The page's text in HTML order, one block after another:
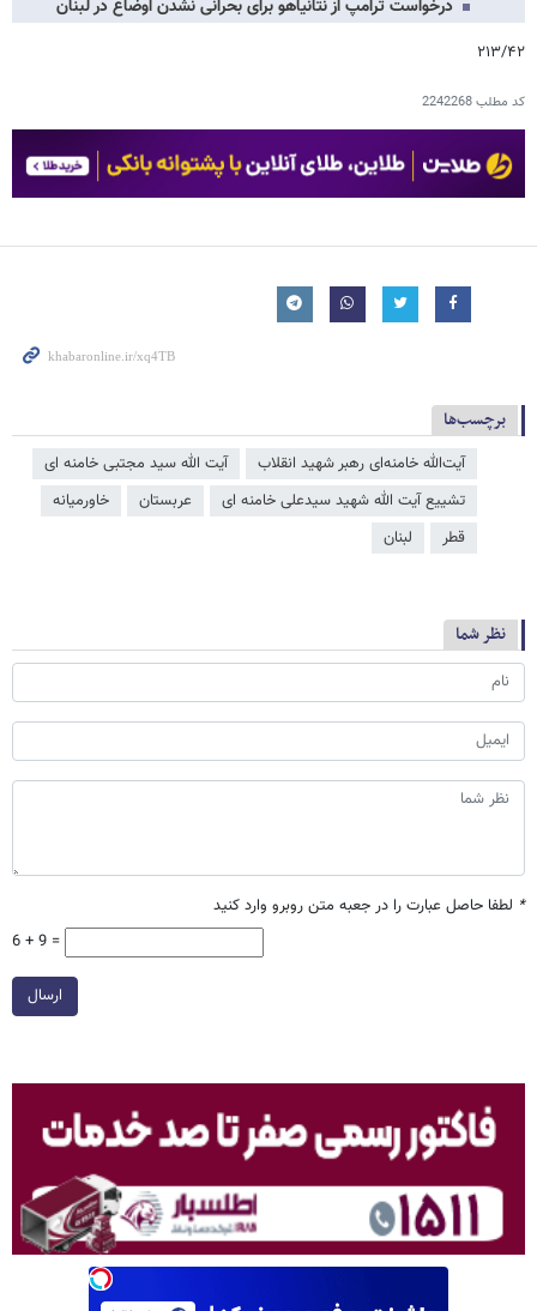
درخواست ترامپ از نتانیاهو برای بحرانی نشدن اوضاع در لبنان
۲۱۳/۴۲
کد مطلب2242268
برچسب‌ها
آیت‌الله خامنه‌ای رهبر شهید انقلاب
آیت الله سید مجتبی خامنه ای
تشییع آیت الله شهید سیدعلی خامنه ای
عربستان
خاورمیانه
قطر
لبنان
نظر شما
* لطفا حاصل عبارت را در جعبه متن روبرو وارد کنید
6 + 9 =
ارسال